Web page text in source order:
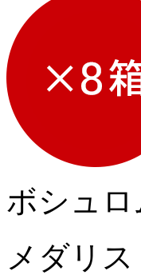
ボシュロ
メダリ